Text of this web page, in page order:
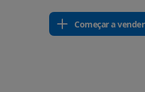
Começar a vender